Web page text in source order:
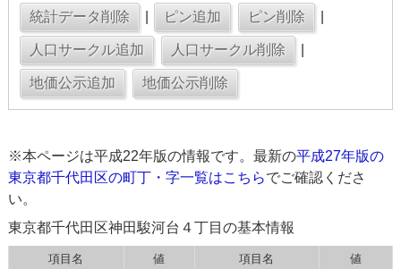
※本ページは平成22年版の情報です。最新の平成27年版の
東京都千代田区の町丁・字一覧はこちらでご確認くださ
い。
東京都千代田区神田駿河台４丁目の基本情報
項目名 値 項目名
値